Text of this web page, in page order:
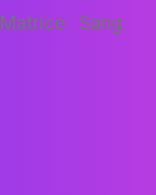
Matrice : Sang